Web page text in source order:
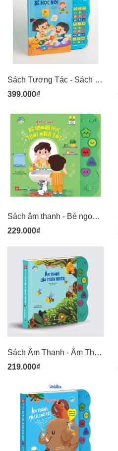
Sách Tương Tác - Sách Âm Thanh 30 nút bấm - Bé Học Nói
399.000₫
Sách âm thanh - Bé ngoan học thói quen tốt
229.000₫
Sách Âm Thanh - Âm Thanh Của Thiên Nhiên 219N
219.000₫